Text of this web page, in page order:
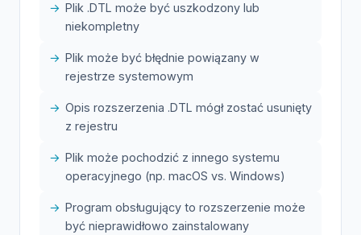
Plik .DTL może być uszkodzony lub
niekompletny
Plik może być błędnie powiązany w
rejestrze systemowym
Opis rozszerzenia .DTL mógł zostać usunięty
z rejestru
Plik może pochodzić z innego systemu
operacyjnego (np. macOS vs. Windows)
Program obsługujący to rozszerzenie może
być nieprawidłowo zainstalowany